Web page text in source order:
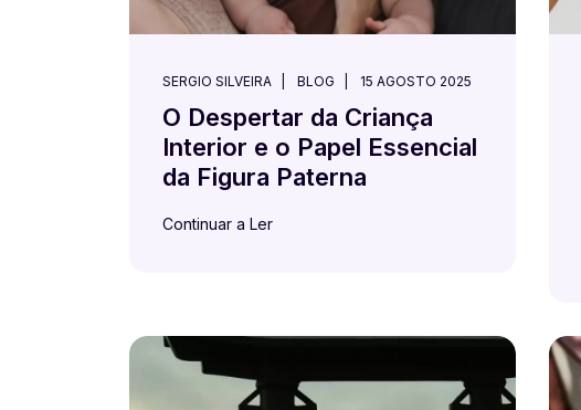
SERGIO SILVEIRA BLOG 15 AGOSTO 2025
O Despertar da Criança
Interior e o Papel Essencial
da Figura Paterna
Continuar a Ler